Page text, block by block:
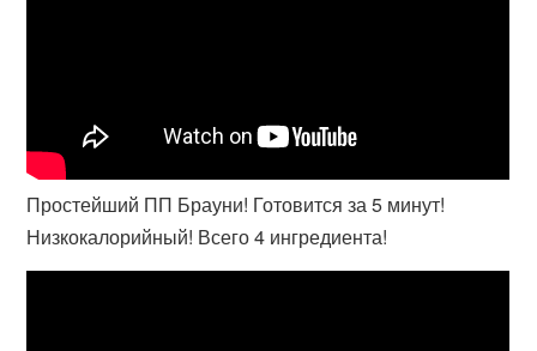
Простейший ПП Брауни! Готовится за 5 минут!
Низкокалорийный! Всего 4 ингредиента!